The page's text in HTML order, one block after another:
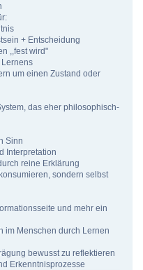
+ Entscheidung
,,fest wird"
Lernens
um einen Zustand oder
das eher philosophisch-
Sinn
Interpretation
reine Erklärung
sondern selbst
und mehr ein
im Menschen durch Lernen
bewusst zu reflektieren
Erkenntnisprozesse